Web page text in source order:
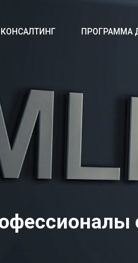
КОНСАЛТИНГ ПРОГРАММА